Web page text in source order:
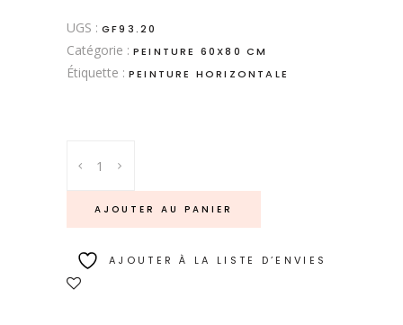
UGS : GF93.20
Catégorie : PEINTURE 60X80 CM
Étiquette : PEINTURE HORIZONTALE
liens
AJOUTER AU PANIER
AJOUTER À LA LISTE D’ENVIES